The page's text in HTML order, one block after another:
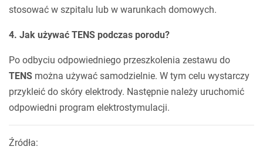
stosować w szpitalu lub w warunkach domowych.
4. Jak używać TENS podczas porodu?
Po odbyciu odpowiedniego przeszkolenia zestawu do
TENS można używać samodzielnie. W tym celu wystarczy
przykleić do skóry elektrody. Następnie należy uruchomić
odpowiedni program elektrostymulacji.
Źródła: